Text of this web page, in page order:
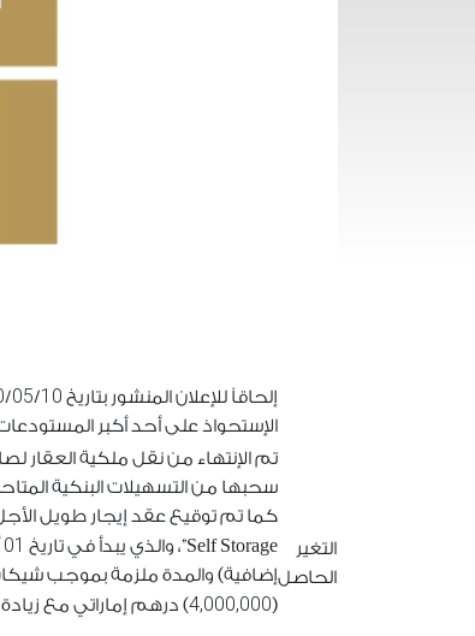
التغير
الحاصل
إلحاقاً للإعلان المنشور بتاريخ /05/10
الإستحواذ على أحد أكبر
تم الإنتهاء من نقل ملكية العقار
سحبها من التسهيلات البنكية
Self Storage”، والذي يبدأ في تاريخ
01
إضافية) والمدة ملزمة بموجب شيكات
(
4,000,000) درهم إماراتي مع